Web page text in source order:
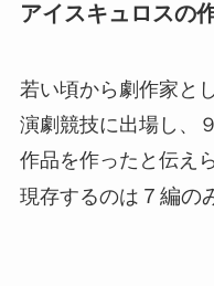
アイスキュロスの
若い頃から劇作家と
演劇競技に出場し、
作品を作ったと伝え
現存するのは ７編の